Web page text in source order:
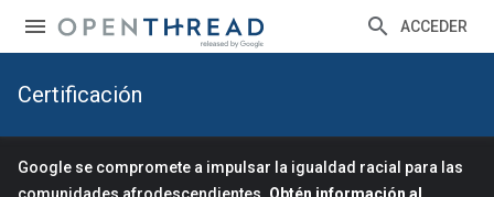
ACCEDER
Certificación
Google se compromete a impulsar la igualdad racial para las